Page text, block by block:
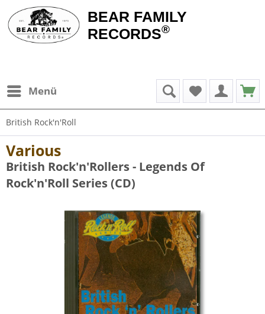
BEAR FAMILY
RECORDS®
Menü
British Rock'n'Roll
Various
British Rock'n'Rollers - Legends Of
Rock'n'Roll Series (CD)